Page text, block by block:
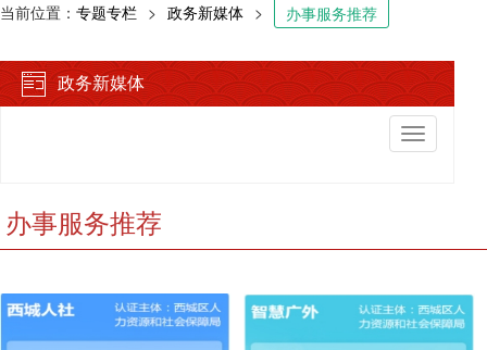
当前位置： 专题专栏 > 政务新媒体 > 办事服务推荐
政务新媒体
切
换
办事服务推荐